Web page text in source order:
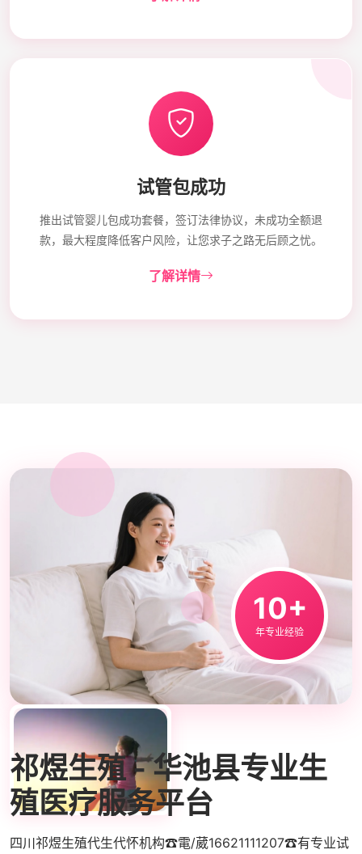
试管包成功
推出试管婴儿包成功套餐，签订法律协议，未成功全额退
款，最大程度降低客户风险，让您求子之路无后顾之忧。
了解详情
10+
年专业经验
ABOUT US
祁煜生殖 - 华池县专业生
殖医疗服务平台
四川祁煜生殖代生代怀机构☎電/葳16621111207☎有专业试